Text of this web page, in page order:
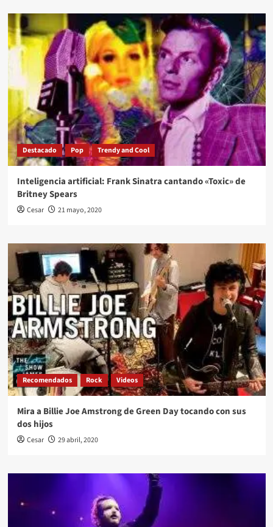
Destacado Pop Trendy and Cool
Inteligencia artificial: Frank Sinatra cantando «Toxic» de
Britney Spears
Cesar 21 mayo, 2020
Recomendados Rock Videos
Mira a Billie Joe Amstrong de Green Day tocando con sus
dos hijos
Cesar 29 abril, 2020